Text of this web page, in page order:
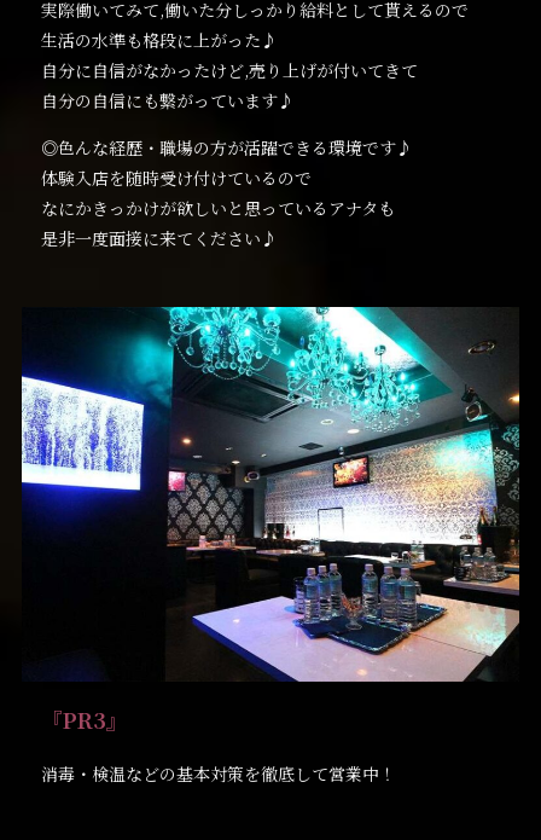
実際働いてみて,働いた分しっかり給料として貰えるので
生活の水準も格段に上がった♪
自分に自信がなかったけど,売り上げが付いてきて
自分の自信にも繋がっています♪
◎色んな経歴・職場の方が活躍できる環境です♪
体験入店を随時受け付けているので
なにかきっかけが欲しいと思っているアナタも
是非一度面接に来てください♪
『PR3』
消毒・検温などの基本対策を徹底して営業中！